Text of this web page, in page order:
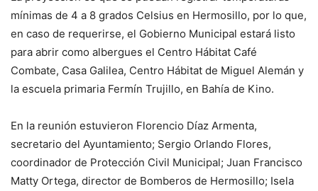
mínimas de 4 a 8 grados Celsius en Hermosillo, por lo que,
en caso de requerirse, el Gobierno Municipal estará listo
para abrir como albergues el Centro Hábitat Café
Combate, Casa Galilea, Centro Hábitat de Miguel Alemán y
la escuela primaria Fermín Trujillo, en Bahía de Kino.
En la reunión estuvieron Florencio Díaz Armenta,
secretario del Ayuntamiento; Sergio Orlando Flores,
coordinador de Protección Civil Municipal; Juan Francisco
Matty Ortega, director de Bomberos de Hermosillo; Isela